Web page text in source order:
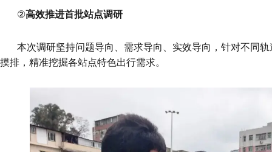
②高效推进首批站点调研
本次调研坚持问题导向、需求导向、实效导向，针对不同
摸排，精准挖掘各站点特色出行需求。